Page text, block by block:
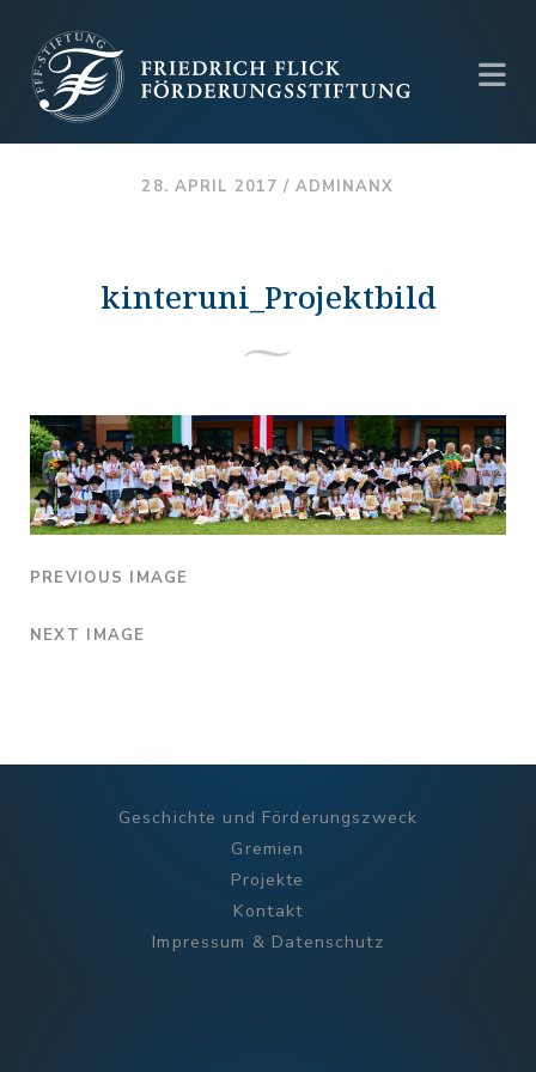
28. APRIL 2017 /ADMINANX
kinteruni_Projektbild
PREVIOUS IMAGE
NEXT IMAGE
Geschichte und Förderungszweck
Gremien
Projekte
Kontakt
Impressum & Datenschutz